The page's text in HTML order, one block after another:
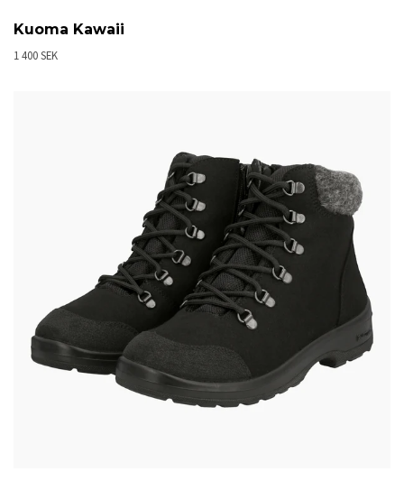
Kuoma Kawaii
1 400 SEK